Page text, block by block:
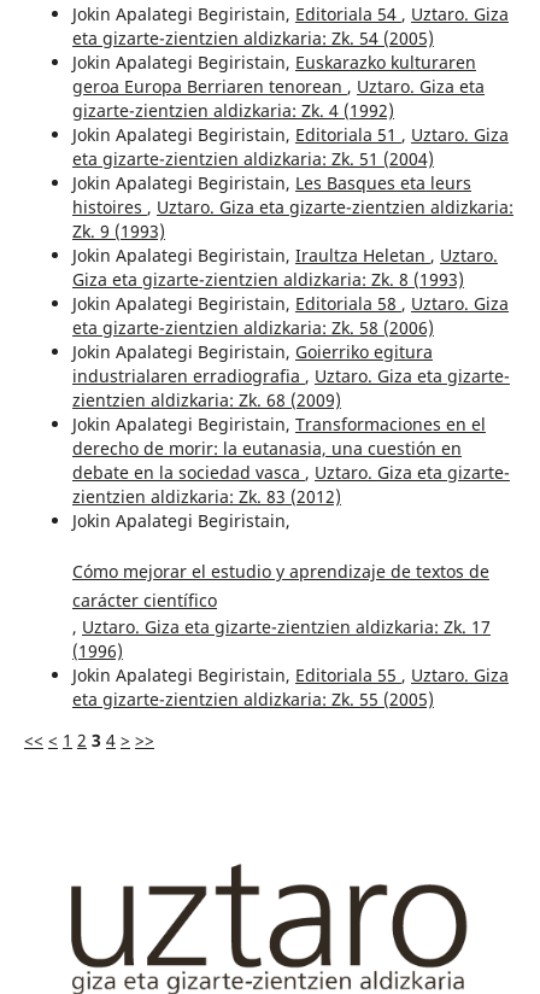
Jokin Apalategi Begiristain, Editoriala 54 , Uztaro. Giza
eta gizarte-zientzien aldizkaria: Zk. 54 (2005)
Jokin Apalategi Begiristain, Euskarazko kulturaren
geroa Europa Berriaren tenorean , Uztaro. Giza eta
gizarte-zientzien aldizkaria: Zk. 4 (1992)
Jokin Apalategi Begiristain, Editoriala 51 , Uztaro. Giza
eta gizarte-zientzien aldizkaria: Zk. 51 (2004)
Jokin Apalategi Begiristain, Les Basques eta leurs
histoires , Uztaro. Giza eta gizarte-zientzien aldizkaria:
Zk. 9 (1993)
Jokin Apalategi Begiristain, Iraultza Heletan , Uztaro.
Giza eta gizarte-zientzien aldizkaria: Zk. 8 (1993)
Jokin Apalategi Begiristain, Editoriala 58 , Uztaro. Giza
eta gizarte-zientzien aldizkaria: Zk. 58 (2006)
Jokin Apalategi Begiristain, Goierriko egitura
industrialaren erradiografia , Uztaro. Giza eta gizarte-
zientzien aldizkaria: Zk. 68 (2009)
Jokin Apalategi Begiristain, Transformaciones en el
derecho de morir: la eutanasia, una cuestión en
debate en la sociedad vasca , Uztaro. Giza eta gizarte-
zientzien aldizkaria: Zk. 83 (2012)
Jokin Apalategi Begiristain,
Cómo mejorar el estudio y aprendizaje de textos de
carácter científico
, Uztaro. Giza eta gizarte-zientzien aldizkaria: Zk. 17
(1996)
Jokin Apalategi Begiristain, Editoriala 55 , Uztaro. Giza
eta gizarte-zientzien aldizkaria: Zk. 55 (2005)
<< < 1 2 3 4 > >>